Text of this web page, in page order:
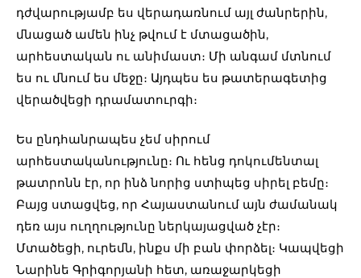
դժվարությամբ ես վերադառնում այլ ժանրերին,
մնացած ամեն ինչ թվում է մտացածին,
արհեստական ու անիմաստ։ Մի անգամ մտնում
ես ու մնում ես մեջը։ Այդպես ես թատերագետից
վերածվեցի դրամատուրգի։
Ես ընդհանրապես չեմ սիրում
արհեստականությունը։ Ու հենց դոկումենտալ
թատրոնն էր, որ ինձ նորից ստիպեց սիրել բեմը։
Բայց ստացվեց, որ Հայաստանում այն ժամանակ
դեռ այս ուղղությունը ներկայացված չէր։
Մտածեցի, ուրեմն, ինքս մի բան փորձել։ Կապվեցի
Նարինե Գրիգորյանի հետ, առաջարկեցի